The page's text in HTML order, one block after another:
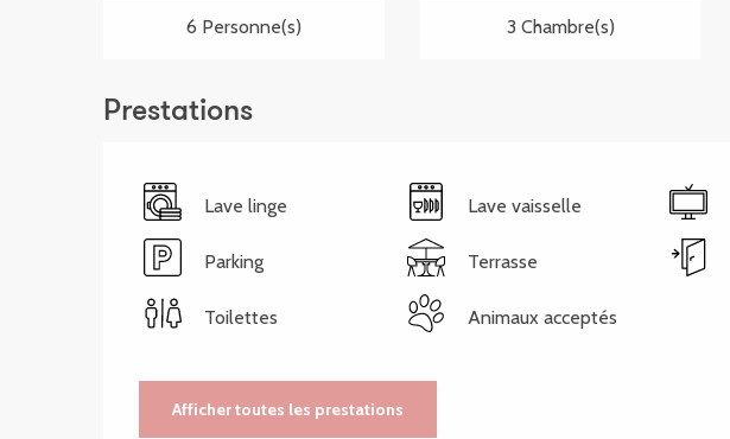
6 Personne(s) 3 Chambre(s)
Prestations
Lave linge Lave vaisselle
Parking Terrasse
Toilettes Animaux acceptés
Afficher toutes les prestations